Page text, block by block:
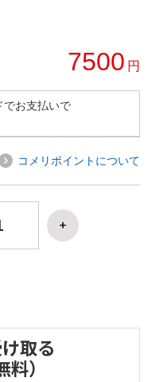
7500 円
でお支払いで
コメリポイントについて
取る
料）